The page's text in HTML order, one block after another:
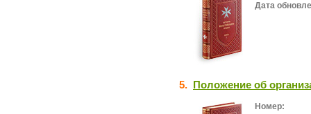
Дата
5. Положение об
Номер: